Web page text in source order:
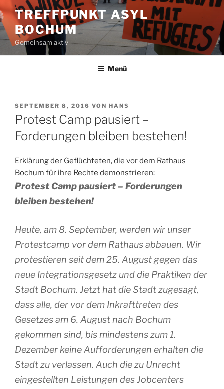
Zum
Inhalt
springen
TREFFPUNKT ASYL
BOCHUM
Gemeinsam aktiv
Menü
VERÖFFENTLICHT
AM
SEPTEMBER 8, 2016 VON HANS
Protest Camp pausiert –
Forderungen bleiben bestehen!
Erklärung der Geflüchteten, die vor dem Rathaus
Bochum für ihre Rechte demonstrieren:
Protest Camp pausiert – Forderungen
bleiben bestehen!
Heute, am 8. September, werden wir unser
Protestcamp vor dem Rathaus abbauen. Wir
protestieren seit dem 25. August gegen das
neue Integrationsgesetz und die Praktiken der
Stadt Bochum. Jetzt hat die Stadt zugesagt,
dass alle, der vor dem Inkrafttreten des
Gesetzes am 6. August nach Bochum
gekommen sind, bis mindestens zum 1.
Dezember keine Aufforderungen erhalten die
Stadt zu verlassen. Auch die zu Unrecht
eingestellten Leistungen des Jobcenters